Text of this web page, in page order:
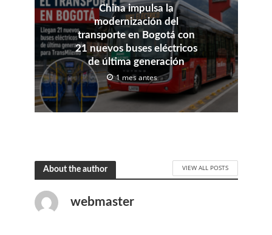
China impulsa la
modernización del
transporte en Bogotá con
21 nuevos buses eléctricos
de última generación
1 mes antes
About the author VIEW ALL POSTS
webmaster